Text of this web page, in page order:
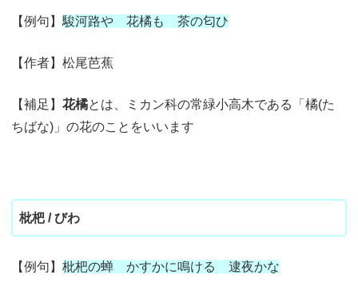
【例句】駿河路や 花橘も 茶の匂ひ
【作者】松尾芭蕉
【補足】花橘とは、
ミカン科の常緑小高木である「橘(た
ちばな)」の花のことをいいます
枇杷 / びわ
【例句】枇杷の蝉 かすかに鳴ける 逮夜かな